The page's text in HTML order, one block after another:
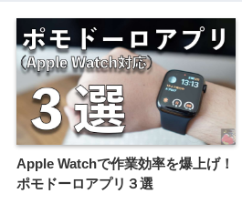
Apple Watchで作業効率を爆上げ！
ポモドーロアプリ３選